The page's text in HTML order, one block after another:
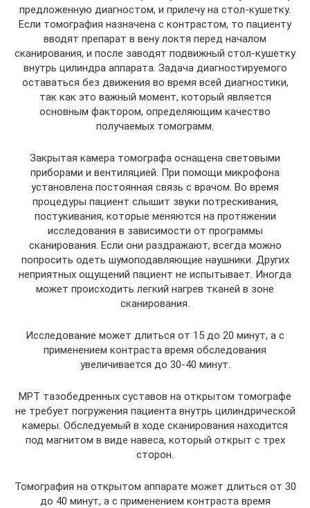
предложенную диагностом, и прилечу на стол-кушетку.
Если томография назначена с контрастом, то пациенту
вводят препарат в вену локтя перед началом
сканирования, и после заводят подвижный стол-кушетку
внутрь цилиндра аппарата. Задача диагностируемого
оставаться без движения во время всей диагностики,
так как это важный момент, который является
основным фактором, определяющим качество
получаемых томограмм.
Закрытая камера томографа оснащена световыми
приборами и вентиляцией. При помощи микрофона
установлена постоянная связь с врачом. Во время
процедуры пациент слышит звуки потрескивания,
постукивания, которые меняются на протяжении
исследования в зависимости от программы
сканирования. Если они раздражают, всегда можно
попросить одеть шумоподавляющие наушники. Других
неприятных ощущений пациент не испытывает. Иногда
может происходить легкий нагрев тканей в зоне
сканирования.
Исследование может длиться от 15 до 20 минут, а с
применением контраста время обследования
увеличивается до 30-40 минут.
МРТ тазобедренных суставов на открытом томографе
не требует погружения пациента внутрь цилиндрической
камеры. Обследуемый в ходе сканирования находится
под магнитом в виде навеса, который открыт с трех
сторон.
Томография на открытом аппарате может длиться от 30
до 40 минут, а с применением контраста время